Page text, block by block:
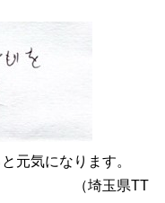
元気になります。
TT